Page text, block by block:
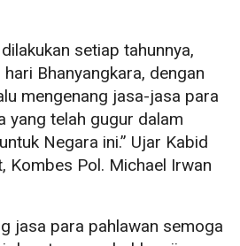
setiap tahunnya,
Bhanyangkara, dengan
mengenang jasa-jasa para
yang telah gugur dalam
Negara ini.” Ujar Kabid
Kombes Pol. Michael Irwan
jasa para pahlawan semoga